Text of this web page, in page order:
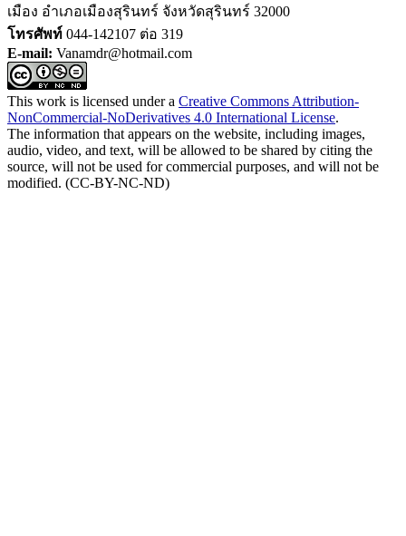
เมือง อำเภอเมืองสุรินทร์ จังหวัดสุรินทร์ 32000
โทรศัพท์ 044-142107 ต่อ 319
E-mail: Vanamdr@hotmail.com
This work is licensed under a Creative Commons Attribution-
NonCommercial-NoDerivatives 4.0 International License.
The information that appears on the website, including images,
audio, video, and text, will be allowed to be shared by citing the
source, will not be used for commercial purposes, and will not be
modified. (CC-BY-NC-ND)